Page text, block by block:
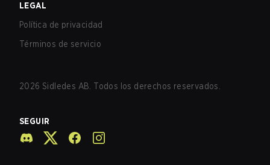
LEGAL
Política de privacidad
Términos de servicio
2026 Sidledes AB. Todos los derechos reservados.
SEGUIR